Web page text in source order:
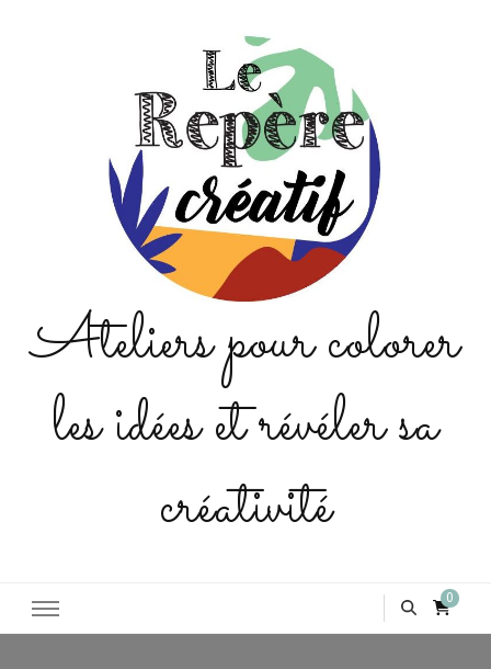
Ateliers pour colorer
les idées et révéler sa
créativité
0